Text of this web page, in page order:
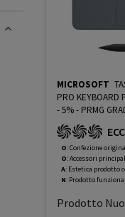
MICROSOFT
PRO KEYBOARD PEN - PRMG
- 5%- PRMG
O: Confezione
O: Accessori
A: Estetica prodotto
N: Prodotto
Prodotto